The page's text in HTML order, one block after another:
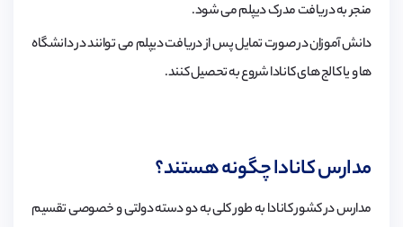
منجر به دریافت مدرک دیپلم می شود.
دانش آموزان در صورت تمایل پس از دریافت دیپلم می توانند در دانشگاه
ها و یا کالج های کانادا شروع به تحصیل کنند.
مدارس کانادا چگونه هستند؟
مدارس در کشور کانادا به طور کلی به دو دسته دولتی و خصوصی تقسیم